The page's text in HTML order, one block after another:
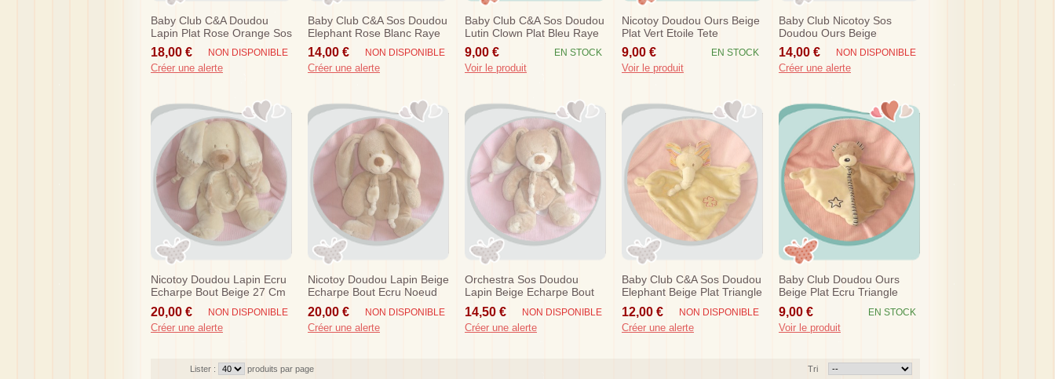
Baby Club C&a Doudou
Lapin Plat Rose Orange Sos
18,00 € NON DISPONIBLE
Créer une alerte
Baby Club C&a Sos Doudou
Elephant Rose Blanc Raye
14,00 € NON DISPONIBLE
Créer une alerte
Baby Club C&a Sos Doudou
Lutin Clown Plat Bleu Raye
Orange
9,00 € EN STOCK
Voir le produit
Nicotoy Doudou Ours Beige
Plat Vert Etoile Tete
9,00 € EN STOCK
Voir le produit
Baby Club Nicotoy Sos
Doudou Ours Beige
Echarpe Bout Ecru
14,00 € NON DISPONIBLE
Créer une alerte
Nicotoy Doudou Lapin Ecru
Echarpe Bout Beige 27 Cm
Sos
20,00 € NON DISPONIBLE
Créer une alerte
Nicotoy Doudou Lapin Beige
Echarpe Bout Ecru Noeud
26 Cm Sos
20,00 € NON DISPONIBLE
Créer une alerte
Orchestra Sos Doudou
Lapin Beige Echarpe Bout
Ecru Noeud
14,50 € NON DISPONIBLE
Créer une alerte
Baby Club C&a Sos Doudou
Elephant Beige Plat Triangle
12,00 € NON DISPONIBLE
Créer une alerte
Baby Club Doudou Ours
Beige Plat Ecru Triangle
C&a
9,00 € EN STOCK
Voir le produit
Tri
Lister : produits par page